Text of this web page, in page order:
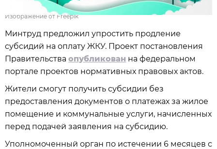
Изображение от Freepik
Минтруд предложил упростить продление
субсидий на оплату ЖКУ. Проект постановления
Правительства опубликован на федеральном
портале проектов нормативных правовых актов.
Жители смогут получить субсидии без
предоставления документов о платежах за жилое
помещение и коммунальные услуги, начисленных
перед подачей заявления на субсидию.
Уполномоченный орган по истечении 6 месяцев с